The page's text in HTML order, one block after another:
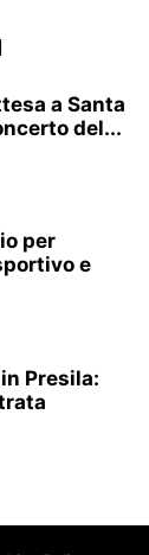
a Santa
del...
per
e
Presila: